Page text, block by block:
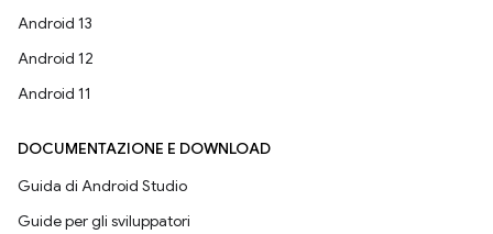
Android 13
Android 12
Android 11
DOCUMENTAZIONE E DOWNLOAD
Guida di Android Studio
Guide per gli sviluppatori